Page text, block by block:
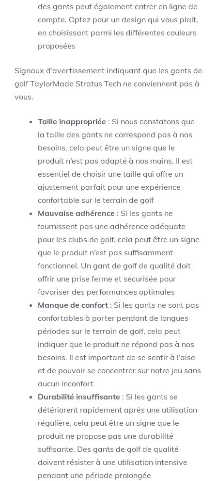
des gants peut également entrer en ligne de
compte. Optez pour un design qui vous plait,
en choisissant parmi les différentes couleurs
proposées
Signaux d’avertissement indiquant que les gants de
golf TaylorMade Stratus Tech ne conviennent pas à
vous.
Taille inappropriée : Si nous constatons que
la taille des gants ne correspond pas à nos
besoins, cela peut être un signe que le
produit n’est pas adapté à nos mains. Il est
essentiel de choisir une taille qui offre un
ajustement parfait pour une expérience
confortable sur le terrain de golf
Mauvaise adhérence : Si les gants ne
fournissent pas une adhérence adéquate
pour les clubs de golf, cela peut être un signe
que le produit n’est pas suffisamment
fonctionnel. Un gant de golf de qualité doit
offrir une prise ferme et sécurisée pour
favoriser des performances optimales
Manque de confort : Si les gants ne sont pas
confortables à porter pendant de longues
périodes sur le terrain de golf, cela peut
indiquer que le produit ne répond pas à nos
besoins. Il est important de se sentir à l’aise
et de pouvoir se concentrer sur notre jeu sans
aucun inconfort
Durabilité insuffisante : Si les gants se
détériorent rapidement après une utilisation
régulière, cela peut être un signe que le
produit ne propose pas une durabilité
suffisante. Des gants de golf de qualité
doivent résister à une utilisation intensive
pendant une période prolongée